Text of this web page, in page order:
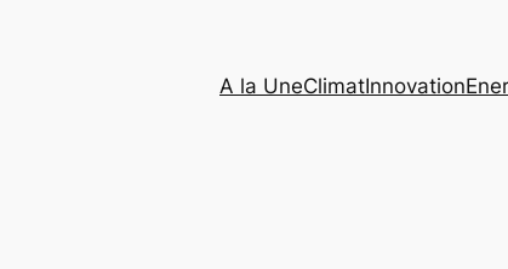
A la UneClimatInnovation